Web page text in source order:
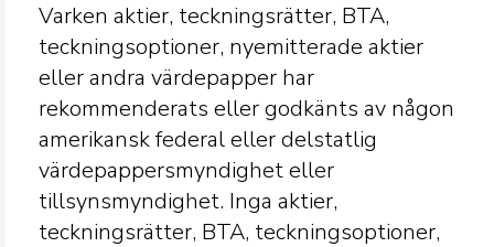
Varken aktier, teckningsrätter, BTA,
teckningsoptioner, nyemitterade aktier
eller andra värdepapper har
rekommenderats eller godkänts av någon
amerikansk federal eller delstatlig
värdepappersmyndighet eller
tillsynsmyndighet. Inga aktier,
teckningsrätter, BTA, teckningsoptioner,